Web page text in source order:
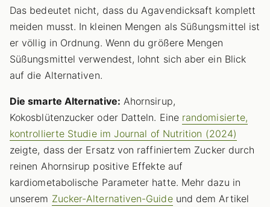
Das bedeutet nicht, dass du Agavendicksaft komplett
meiden musst. In kleinen Mengen als Süßungsmittel ist
er völlig in Ordnung. Wenn du größere Mengen
Süßungsmittel verwendest, lohnt sich aber ein Blick
auf die Alternativen.
Die smarte Alternative: Ahornsirup,
Kokosblütenzucker oder Datteln. Eine randomisierte,
kontrollierte Studie im Journal of Nutrition (2024)
zeigte, dass der Ersatz von raffiniertem Zucker durch
reinen Ahornsirup positive Effekte auf
kardiometabolische Parameter hatte. Mehr dazu in
unserem Zucker-Alternativen-Guideund dem Artikel